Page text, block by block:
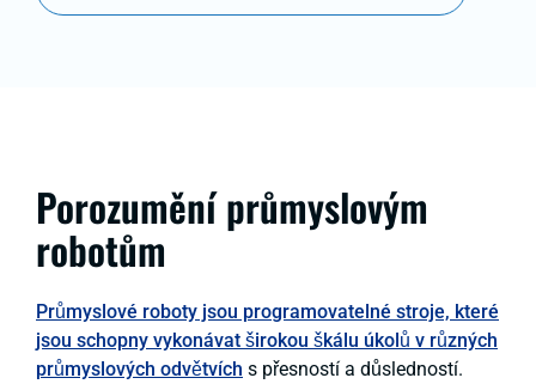
Porozumění průmyslovým
robotům
Průmyslové roboty jsou programovatelné stroje, které
jsou schopny vykonávat širokou škálu úkolů v různých
průmyslových odvětvích s přesností a důsledností.